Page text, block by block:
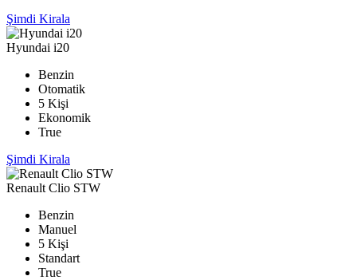
Şimdi Kirala
Hyundai i20
Benzin
Otomatik
5 Kişi
Ekonomik
True
Şimdi Kirala
Renault Clio STW
Benzin
Manuel
5 Kişi
Standart
True